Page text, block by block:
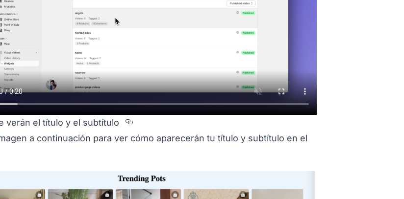
verán el título y el subtítulo
Section titled
a continuación para ver cómo aparecerán tu título y subtítulo en el